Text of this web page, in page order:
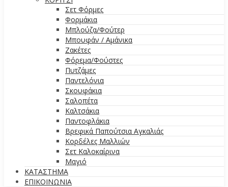
Σετ Φόρμες
Φορμάκια
Μπλούζα/Φούτερ
Μπουφάν / Αμάνικα
Ζακέτες
Φόρεμα/Φούστες
Πυτζάμες
Παντελόνια
Σκουφάκια
Σαλοπέτα
Καλτσάκια
Παντοφλάκια
Βρεφικά Παπούτσια Αγκαλιάς
Κορδέλες Μαλλιών
Σετ Καλοκαίρινα
Μαγιό
ΚΑΤΑΣΤΗΜΑ
ΕΠΙΚΟΙΝΩΝΙΑ